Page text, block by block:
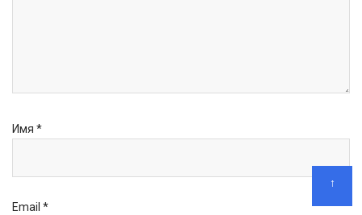
Имя *
Email *
↑